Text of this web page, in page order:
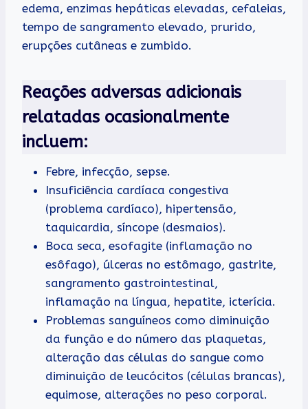
edema, enzimas hepáticas elevadas, cefaleias,
tempo de sangramento elevado, prurido,
erupções cutâneas e zumbido.
Reações adversas adicionais
relatadas ocasionalmente
incluem:
Febre, infecção, sepse.
Insuficiência cardíaca congestiva
(problema cardíaco), hipertensão,
taquicardia, síncope (desmaios).
Boca seca, esofagite (inflamação no
esôfago), úlceras no estômago, gastrite,
sangramento gastrointestinal,
inflamação na língua, hepatite, icterícia.
Problemas sanguíneos como diminuição
da função e do número das plaquetas,
alteração das células do sangue como
diminuição de leucócitos (células brancas),
equimose, alterações no peso corporal.